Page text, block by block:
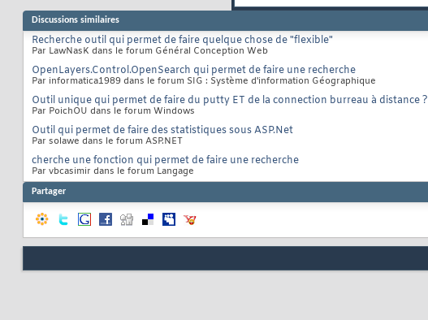
Discussions similaires
Recherche outil qui permet de faire quelque chose de "flexible"
Par LawNasK dans le forum Général Conception Web
OpenLayers.Control.OpenSearch qui permet de faire une recherche
Par informatica1989 dans le forum SIG : Système d'information Géographique
Outil unique qui permet de faire du putty ET de la connection burreau à distance ?
Par PoichOU dans le forum Windows
Outil qui permet de faire des statistiques sous ASP.Net
Par solawe dans le forum ASP.NET
cherche une fonction qui permet de faire une recherche
Par vbcasimir dans le forum Langage
Partager